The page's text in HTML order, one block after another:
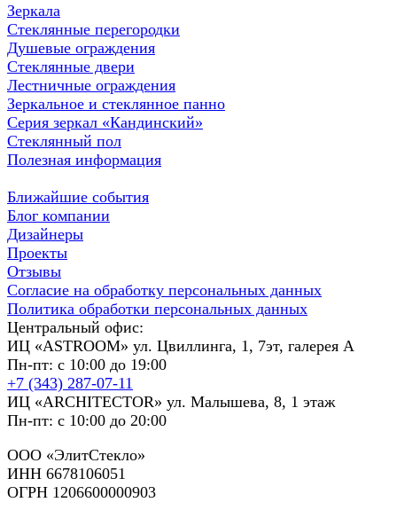
Зеркала
Стеклянные перегородки
Душевые ограждения
Стеклянные двери
Лестничные ограждения
Зеркальное и стеклянное панно
Серия зеркал «Кандинский»
Стеклянный пол
Полезная информация
Ближайшие события
Блог компании
Дизайнеры
Проекты
Отзывы
Согласие на обработку персональных данных
Политика обработки персональных данных
Центральный офис:
ИЦ «ASTROOM» ул. Цвиллинга, 1, 7эт, галерея А
Пн-пт: с 10:00 до 19:00
+7 (343) 287-07-11
ИЦ «ARCHITECTOR» ул. Малышева, 8, 1 этаж
Пн-пт: с 10:00 до 20:00
ООО «ЭлитСтекло»
ИНН 6678106051
ОГРН 1206600000903